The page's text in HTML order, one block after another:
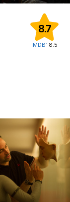
8.7
IMDB: 8.5